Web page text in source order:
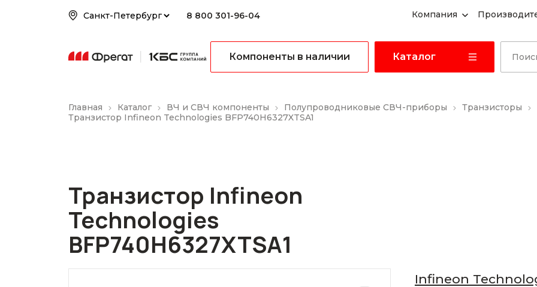
8 800 301-96-04 Компания
Компоненты в наличии Каталог
Главная Каталог ВЧ и СВЧ компоненты Полупроводниковые СВЧ-приборы
Транзисторы
Транзистор Infineon Technologies BFP740H6327XTSA1
Транзистор Infineon
Technologies
BFP740H6327XTSA1
Infineon